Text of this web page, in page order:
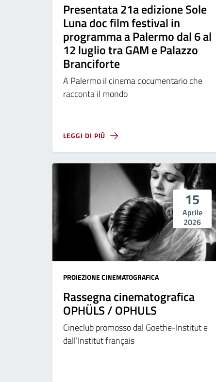
Presentata 21a edizione Sole
Luna doc film festival in
programma a Palermo dal 6 al
12 luglio tra GAM e Palazzo
Branciforte
A Palermo il cinema documentario che
racconta il mondo
LEGGI DI PIÙ
15
Aprile
2026
PROIEZIONE CINEMATOGRAFICA
Rassegna cinematografica
OPHÜLS / OPHULS
Cineclub promosso dal Goethe-Institut e
dall’Institut français